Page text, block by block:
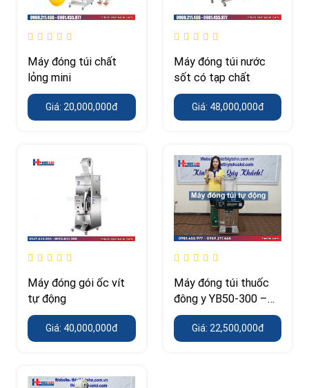
Máy đóng túi chất
lỏng mini
Giá: 20,000,000đ
Máy đóng túi nước
sốt có tạp chất
Giá: 48,000,000đ
Máy đóng gói ốc vít
tự động
Giá: 40,000,000đ
Máy đóng túi thuốc
đông y YB50-300 –
đóng gói thuốc thang
tự động 7–8 túi mỗi
phút
Giá: 22,500,000đ